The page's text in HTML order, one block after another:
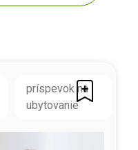
príspevok na
ubytovanie